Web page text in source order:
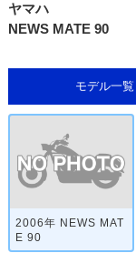
ヤマハ
NEWS MATE 90
モデル一覧
2006年 NEWS MAT
E 90